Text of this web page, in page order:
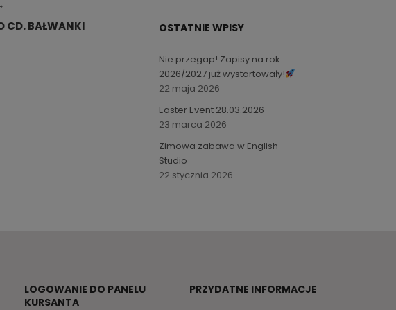
CD. BAŁWANKI
OSTATNIE WPISY
Nie przegap! Zapisy na rok
2026/2027 już wystartowały!
22 maja 2026
Easter Event 28.03.2026
23 marca 2026
Zimowa zabawa w English
Studio
22 stycznia 2026
LOGOWANIE DO PANELU
KURSANTA
PRZYDATNE INFORMACJE